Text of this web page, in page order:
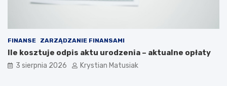
FINANSE ZARZĄDZANIE FINANSAMI
Ile kosztuje odpis aktu urodzenia – aktualne opłaty
3 sierpnia 2026 Krystian Matusiak